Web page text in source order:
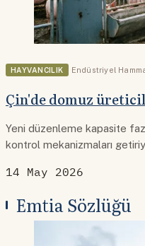
HAYVANCILIK Endüstriyel
Çin'de domuz
Yeni düzenleme kapasite
kontrol mekanizmaları
14 May 2026
Emtia Sözlüğü